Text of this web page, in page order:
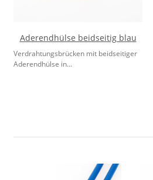
Aderendhülse beidseitig blau
Verdrahtungsbrücken mit beidseitiger
Aderendhülse in...